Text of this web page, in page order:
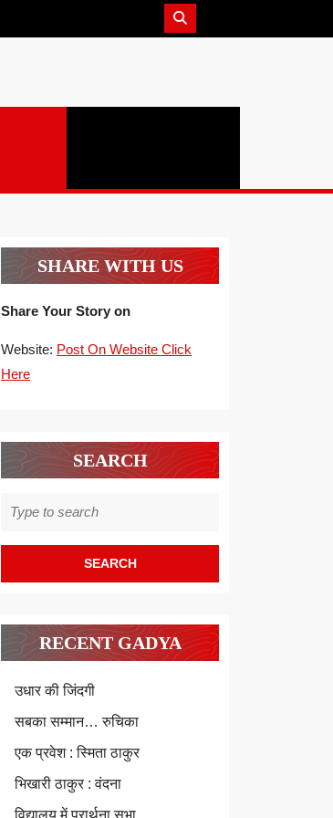
SHARE WITH US
Share Your Story on
Website: Post On Website Click
Here
SEARCH
for:
RECENT GADYA
उधार की जिंदगी
सबका सम्मान… रुचिका
एक प्रवेश : स्मिता ठाकुर
भिखारी ठाकुर : वंदना
विद्यालय में प्रार्थना सभा